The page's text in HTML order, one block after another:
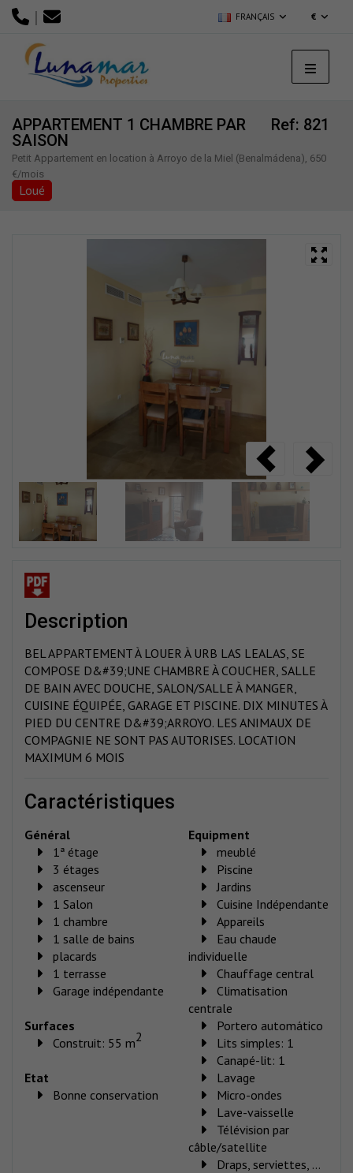
| FRANÇAIS €
Ref: 821
APPARTEMENT 1 CHAMBRE PAR
SAISON
Petit Appartement en location à Arroyo de la Miel (Benalmádena), 650
€/mois
Loué
description
BEL APPARTEMENT À LOUER À URB LAS LEALAS, SE
COMPOSE D&#39;UNE CHAMBRE À COUCHER, SALLE
DE BAIN AVEC DOUCHE, SALON/SALLE À MANGER,
CUISINE ÉQUIPÉE, GARAGE ET PISCINE. DIX MINUTES À
PIED DU CENTRE D&#39;ARROYO. LES ANIMAUX DE
COMPAGNIE NE SONT PAS AUTORISES. LOCATION
MAXIMUM 6 MOIS
caractéristiques
Général
1ª étage
3 étages
ascenseur
1 Salon
1 chambre
1 salle de bains
placards
1 terrasse
Garage indépendante
Surfaces
Construit: 55 m2
Etat
Bonne conservation
Equipment
meublé
Piscine
Jardins
Cuisine Indépendante
Appareils
Eau chaude
individuelle
Chauffage central
Climatisation
centrale
Portero automático
Lits simples: 1
Canapé-lit: 1
Lavage
Micro-ondes
Lave-vaisselle
Télévision par
câble/satellite
Draps, serviettes, ...